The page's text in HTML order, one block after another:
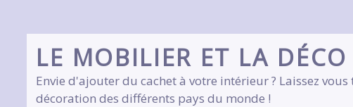
LE MOBILIER ET LA
Envie d'ajouter du cachet à votre intérieur ? Laissez
décoration des différents pays du monde !